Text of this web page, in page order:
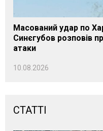
Масований удар по
Синєгубов розповів
атаки
10.08.2026
СТАТТІ